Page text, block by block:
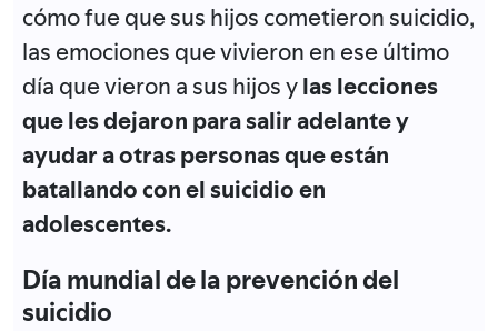
cómo fue que sus hijos cometieron suicidio,
las emociones que vivieron en ese último
día que vieron a sus hijos ylas lecciones
que les dejaron para salir adelante y
ayudar a otras personas que están
batallando con el suicidio en
adolescentes.
Día mundial de la prevención del
suicidio